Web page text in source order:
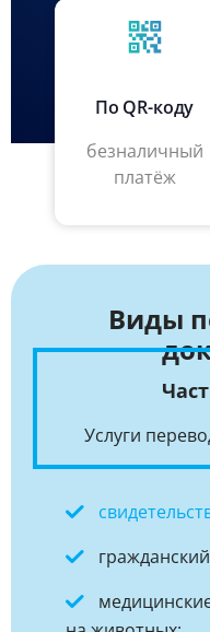
По QR-коду
безналичный
платёж
Виды
Услуги